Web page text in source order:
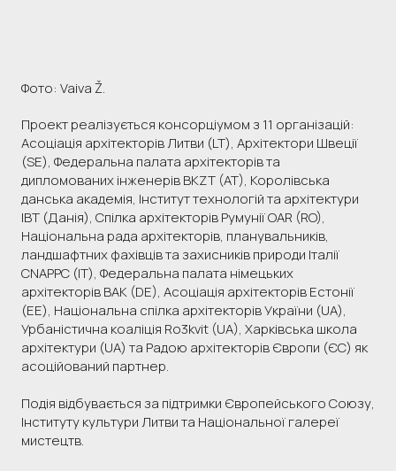
Фото: Vaiva Ž.
Проект реалізується консорціумом з 11 організацій:
Асоціація архітекторів Литви (LT), Архітектори Швеції
(SE), Федеральна палата архітекторів та
дипломованих інженерів BKZT (AT), Королівська
данська академія, Інститут технологій та архітектури
IBT (Данія), Спілка архітекторів Румунії OAR (RO),
Національна рада архітекторів, планувальників,
ландшафтних фахівців та захисників природи Італії
CNAPPC (ІТ), Федеральна палата німецьких
архітекторів BAK (DE), Асоціація архітекторів Естонії
(EE), Національна спілка архітекторів України (UA),
Урбаністична коаліція Ro3kvit (UA), Харківська школа
архітектури (UA) та Радою архітекторів Європи (ЄС) як
асоційований партнер.
Подія відбувається за підтримки Європейського Союзу,
Інституту культури Литви та Національної галереї
мистецтв.